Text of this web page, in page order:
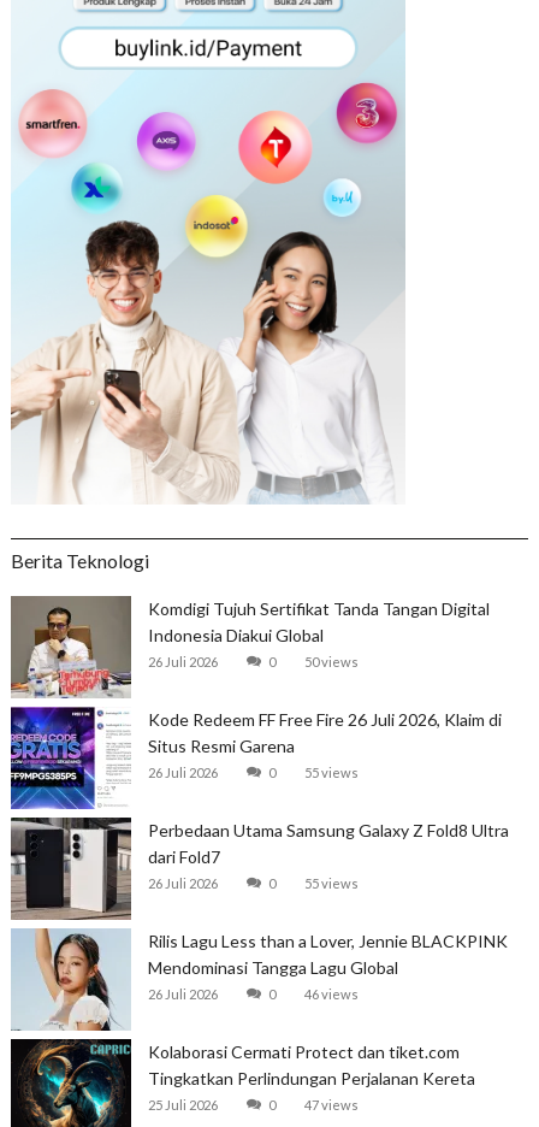
Berita Teknologi
Komdigi Tujuh Sertifikat Tanda Tangan Digital
Indonesia Diakui Global
26 Juli 2026 0 50 views
Kode Redeem FF Free Fire 26 Juli 2026, Klaim di
Situs Resmi Garena
26 Juli 2026 0 55 views
Perbedaan Utama Samsung Galaxy Z Fold8 Ultra
dari Fold7
26 Juli 2026 0 55 views
Rilis Lagu Less than a Lover, Jennie BLACKPINK
Mendominasi Tangga Lagu Global
26 Juli 2026 0 46 views
Kolaborasi Cermati Protect dan tiket.com
Tingkatkan Perlindungan Perjalanan Kereta
25 Juli 2026 0 47 views